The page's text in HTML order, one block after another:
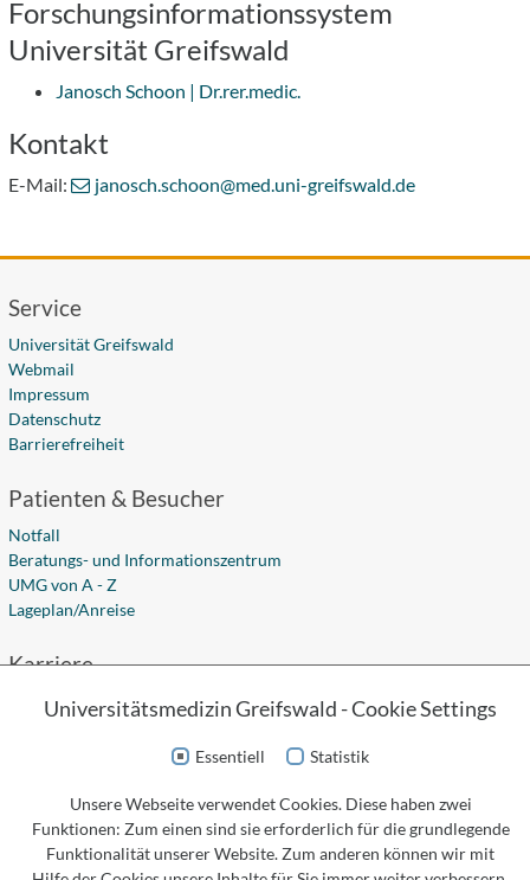
Forschungsinformationssystem
Universität Greifswald
Janosch Schoon | Dr.rer.medic.
Kontakt
E-Mail: janosch.schoon@med.uni-greifswald.de
Service
Universität Greifswald
Webmail
Impressum
Datenschutz
Barrierefreiheit
Patienten & Besucher
Notfall
Beratungs- und Informationszentrum
UMG von A - Z
Lageplan/Anreise
Karriere
Stellenangebote
Social Media
Universitätsmedizin Greifswald - Cookie Settings
Essentiell Statistik
Unsere Webseite verwendet Cookies. Diese haben zwei
Funktionen: Zum einen sind sie erforderlich für die grundlegende
Funktionalität unserer Website. Zum anderen können wir mit